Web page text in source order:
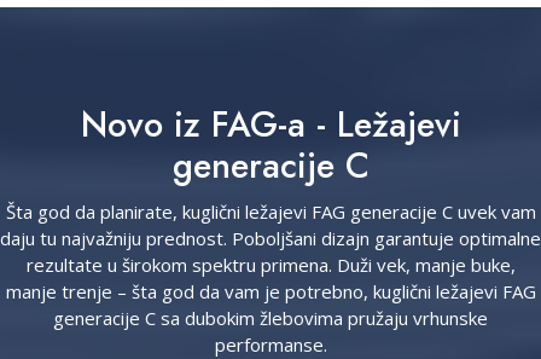
Novo iz FAG-a - Ležajevi
generacije C
Šta god da planirate, kuglični ležajevi FAG generacije C uvek vam
daju tu najvažniju prednost. Poboljšani dizajn garantuje optimalne
rezultate u širokom spektru primena. Duži vek, manje buke,
manje trenje – šta god da vam je potrebno, kuglični ležajevi FAG
generacije C sa dubokim žlebovima pružaju vrhunske
performanse.